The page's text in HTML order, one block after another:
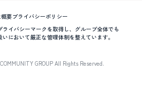
要プライバシーポリシー
ライバシーマークを取得し、グループ全体でも
において厳正な管理体制を整えています。
GROUP All Rights Reserved.